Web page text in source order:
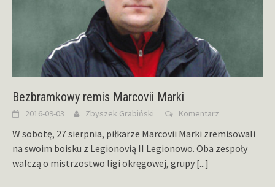
Bezbramkowy remis Marcovii Marki
2016-09-03 Zbyszek Grabiński Komentarz
W sobotę, 27 sierpnia, piłkarze Marcovii Marki zremisowali
na swoim boisku z Legionovią II Legionowo. Oba zespoły
walczą o mistrzostwo ligi okręgowej, grupy [...]